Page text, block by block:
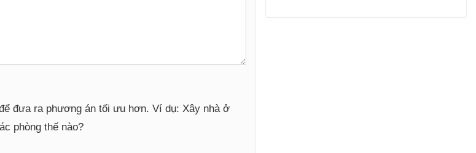
đưa ra phương án tối ưu hơn. Ví dụ: Xây nhà ở
phòng thế nào?